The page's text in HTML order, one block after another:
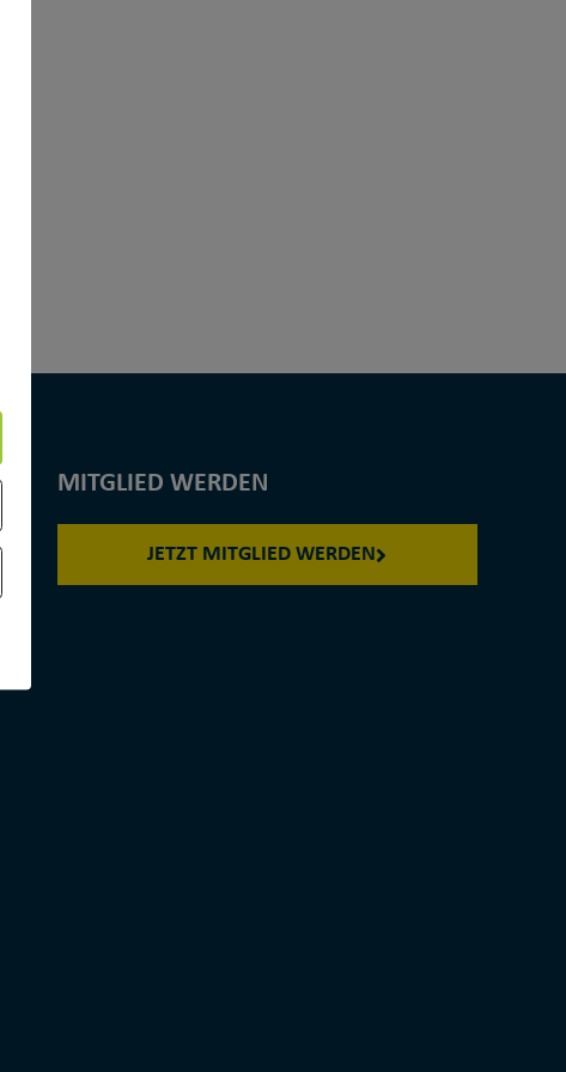
MITGLIED WERDEN
JETZT MITGLIED WERDEN